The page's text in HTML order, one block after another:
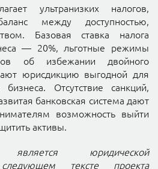
ультранизких налогов,
между доступностью,
Базовая ставка налога
— 20%, льготные режимы
об избежании двойного
юрисдикцию выгодной для
Отсутствие санкций,
банковская система дают
возможность выйти
активы.
юридической
тексте проекта